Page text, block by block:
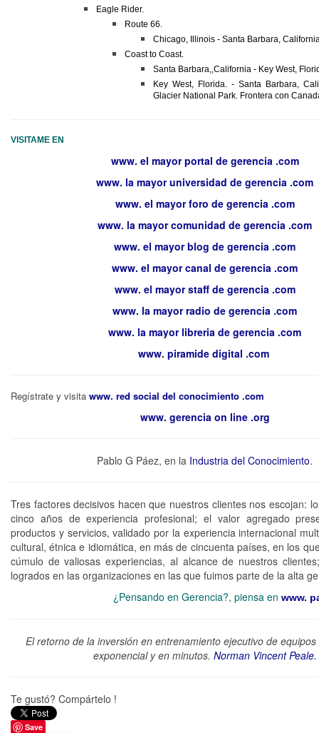
Eagle Rider.
Route 66.
Chicago, Illinois - Santa Barbara,
Coast to Coast.
Santa Barbara,,California - Key West,
Key West, Florida. - Santa Barbara,
Glacier National Park. Frontera con
VISITAME EN
www. el mayor portal de gerencia .com
www. la mayor universidad de gerencia .com
www. el mayor foro de gerencia .com
www. la mayor comunidad de gerencia .com
www. el mayor blog de gerencia .com
www. el mayor canal de gerencia .com
www. el mayor staff de gerencia .com
www. la mayor radio de gerencia .com
www. la mayor libreria de gerencia .com
www. piramide digital .com
Regístrate y visita www. red social del conocimiento .com
www. gerencia on line .org
Pablo G Páez, en la Industria del Conocimiento.
Tres factores decisivos hacen que nuestros clientes nos escojan:
cinco años de experiencia profesional; el valor agregado
productos y servicios, validado por la experiencia internacional
cultural, étnica e idiomática, en más de cincuenta países, en los
cúmulo de valiosas experiencias, al alcance de nuestros
logrados en las organizaciones en las que fuimos parte de la alta
¿Pensando en Gerencia?, piensa en www.
El retorno de la inversión en entrenamiento ejecutivo de
exponencial y en minutos. Norman Vincent Peale.
Te gustó? Compártelo !
Save